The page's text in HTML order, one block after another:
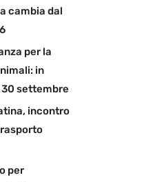
cambia dal
per la
in
settembre
incontro
per